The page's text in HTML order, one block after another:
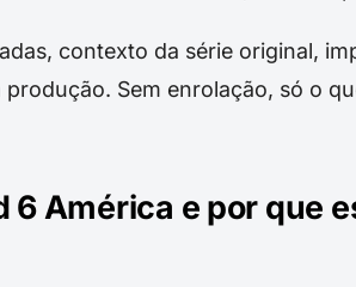
contexto da série original,
produção. Sem enrolação, só o
6 América e por que